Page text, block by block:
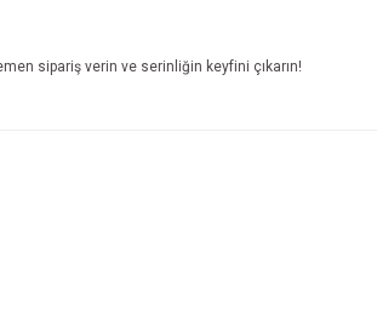
sipariş verin ve serinliğin keyfini çıkarın!